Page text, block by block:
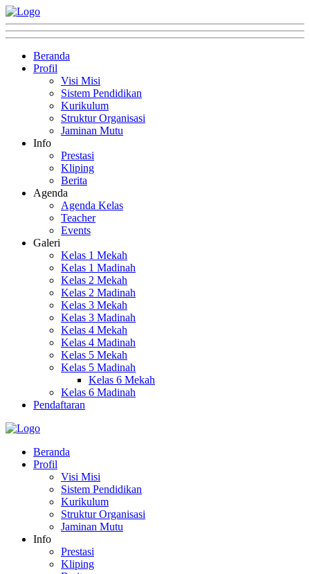
Beranda
Profil
Visi Misi
Sistem Pendidikan
Kurikulum
Struktur Organisasi
Jaminan Mutu
Info
Prestasi
Kliping
Berita
Agenda
Agenda Kelas
Teacher
Events
Galeri
Kelas 1 Mekah
Kelas 1 Madinah
Kelas 2 Mekah
Kelas 2 Madinah
Kelas 3 Mekah
Kelas 3 Madinah
Kelas 4 Mekah
Kelas 4 Madinah
Kelas 5 Mekah
Kelas 5 Madinah
Kelas 6 Mekah
Kelas 6 Madinah
Pendaftaran
Beranda
Profil
Visi Misi
Sistem Pendidikan
Kurikulum
Struktur Organisasi
Jaminan Mutu
Info
Prestasi
Kliping